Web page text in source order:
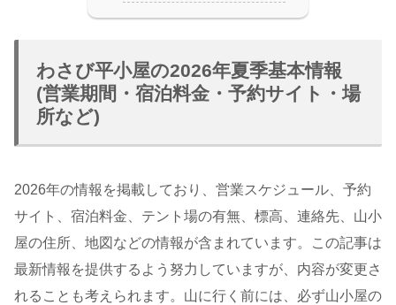
わさび平小屋の2026年夏季基本情報
(営業期間・宿泊料金・予約サイト・場
所など)
2026年の情報を掲載しており、営業スケジュール、予約
サイト、宿泊料金、テント場の有無、標高、連絡先、山小
屋の住所、地図などの情報が含まれています。この記事は
最新情報を提供するよう努力していますが、内容が変更さ
れることも考えられます。山に行く前には、必ず山小屋の